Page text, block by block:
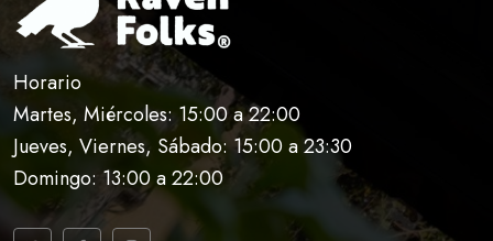
Horario
Martes, Miércoles: 15:00 a 22:00
Jueves, Viernes, Sábado: 15:00 a 23:30
Domingo: 13:00 a 22:00